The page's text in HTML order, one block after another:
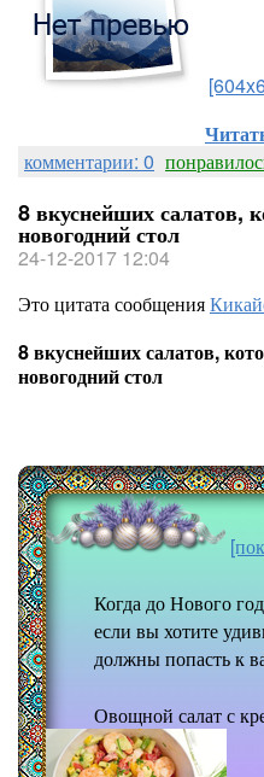
комментарии: 0
8 вкуснейших салатов,
новогодний стол
24-12-2017 12:04
Это цитата сообщения
8 вкуснейших салатов,
новогодний стол
Когда до Нового
если вы хотите
должны попасть к
Овощной салат с